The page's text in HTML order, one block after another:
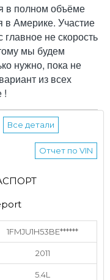
в полном объёме
в Америке. Участие
не скорость
мы будем
нужно, пока не
из всех
!
Все детали
Отчет по VIN
1FMJU1H53BE******
2011
5.4L